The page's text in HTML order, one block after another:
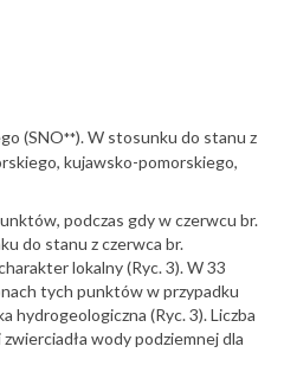
(SNO**). W stosunku do stanu z
kujawsko-pomorskiego,
podczas gdy w czerwcu br.
do stanu z czerwca br.
lokalny (Ryc. 3). W 33
tych punktów w przypadku
(Ryc. 3). Liczba
wody podziemnej dla